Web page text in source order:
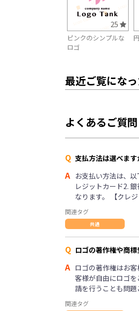
25
ピンクのシンプルな
ロゴ
最近ご覧にな
よくあるご質問
Q 支払方法は選べます
A お支払い方法は、
レジットカード2.
なります。 【クレ
関連タグ
共通
Q ロゴの著作権や商
A ロゴの著作権はお
客様が自由にロゴ
請を行うことも問
関連タグ